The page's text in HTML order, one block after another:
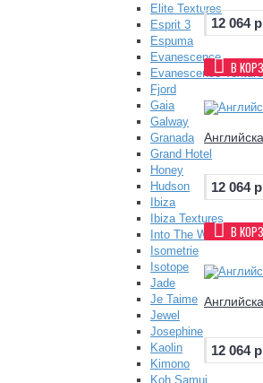
Elite Textures
Esprit 3
Espuma
Evanescence
Evanescence
Fjord
Gaia
Galway
Granada
Grand Hotel
Honey
Hudson
Ibiza
Ibiza Textures
Into The Wild
Isometrie
Isotope
Jade
Je Taime
Jewel
Josephine
Kaolin
Kimono
Koh Samui
12 064
В
12 064
В
12 064